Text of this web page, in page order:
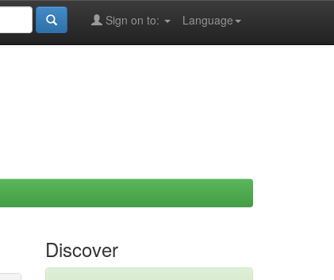
Language
Sign on to:
Discover